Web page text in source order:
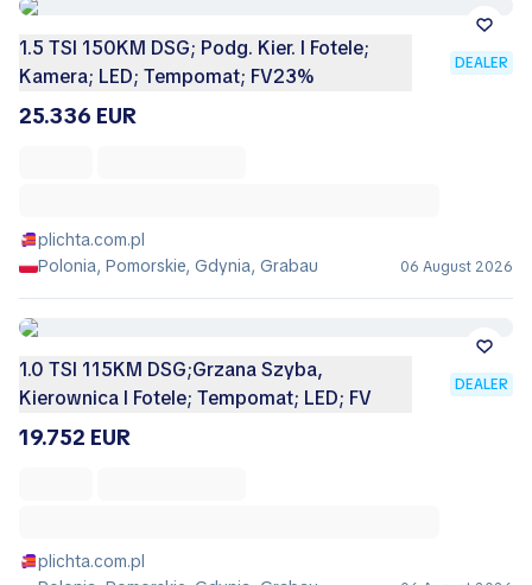
1.5 TSI 150KM DSG; Podg. Kier. I Fotele;
Kamera; LED; Tempomat; FV23%
DEALER
25.336 EUR
plichta.com.pl
Polonia, Pomorskie, Gdynia, Grabau
06 August 2026
1.0 TSI 115KM DSG;Grzana Szyba,
Kierownica I Fotele; Tempomat; LED; FV
DEALER
19.752 EUR
plichta.com.pl